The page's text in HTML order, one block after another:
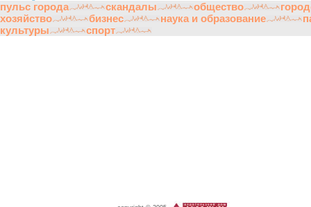
пульс города скандалы общество
хозяйство
бизнес наука и образование
культуры
спорт